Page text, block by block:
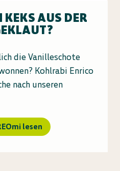
KEKS AUS DER
die Vanilleschote
Kohlrabi Enrico
nach unseren
lesen